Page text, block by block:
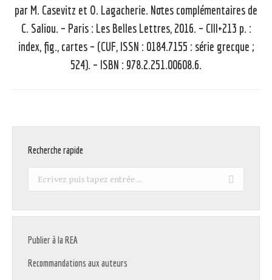
Article
suivant
:
par M. Casevitz et O. Lagacherie. Notes complémentaires de
C. Saliou. – Paris : Les Belles Lettres, 2016. – CIII+213 p. :
index, fig., cartes – (CUF, ISSN : 0184.7155 : série grecque ;
524). – ISBN : 978.2.251.00608.6.
Recherche rapide
Recherche
Publier à la REA
Recommandations aux auteurs